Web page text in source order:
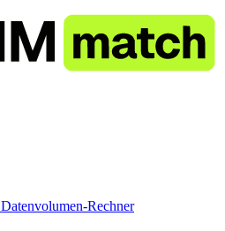
Datenvolumen-Rechner